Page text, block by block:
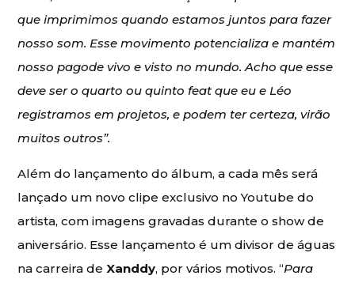
que imprimimos quando estamos juntos para fazer
nosso som. Esse movimento potencializa e mantém
nosso pagode vivo e visto no mundo. Acho que esse
deve ser o quarto ou quinto feat que eu e Léo
registramos em projetos, e podem ter certeza, virão
muitos outros”.
Além do lançamento do álbum, a cada mês será
lançado um novo clipe exclusivo no Youtube do
artista, com imagens gravadas durante o show de
aniversário. Esse lançamento é um divisor de águas
na carreira de Xanddy, por vários motivos. “Para